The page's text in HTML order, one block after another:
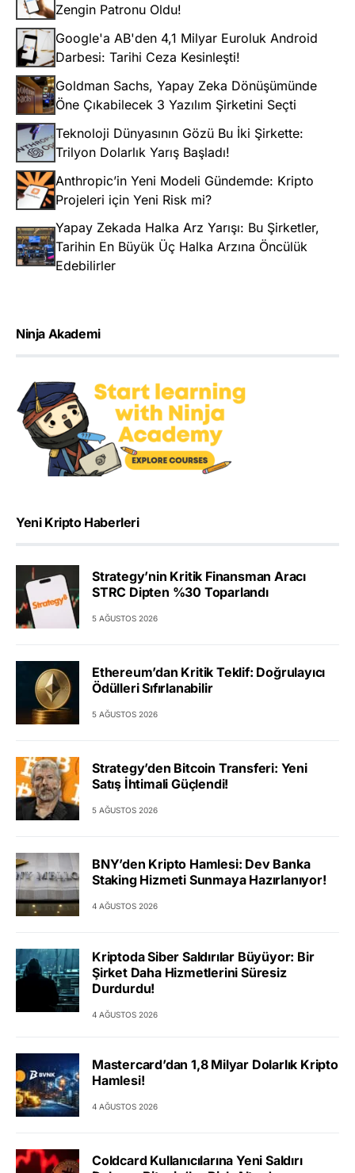
Zengin Patronu Oldu!
Google'a AB'den 4,1 Milyar Euroluk Android
Darbesi: Tarihi Ceza Kesinleşti!
Goldman Sachs, Yapay Zeka Dönüşümünde
Öne Çıkabilecek 3 Yazılım Şirketini Seçti
Teknoloji Dünyasının Gözü Bu İki Şirkette:
Trilyon Dolarlık Yarış Başladı!
Anthropic’in Yeni Modeli Gündemde: Kripto
Projeleri için Yeni Risk mi?
Yapay Zekada Halka Arz Yarışı: Bu Şirketler,
Tarihin En Büyük Üç Halka Arzına Öncülük
Edebilirler
Ninja Akademi
Yeni Kripto Haberleri
Strategy’nin Kritik Finansman Aracı
STRC Dipten %30 Toparlandı
5 AĞUSTOS 2026
Ethereum’dan Kritik Teklif: Doğrulayıcı
Ödülleri Sıfırlanabilir
5 AĞUSTOS 2026
Strategy’den Bitcoin Transferi: Yeni
Satış İhtimali Güçlendi!
5 AĞUSTOS 2026
BNY’den Kripto Hamlesi: Dev Banka
Staking Hizmeti Sunmaya Hazırlanıyor!
4 AĞUSTOS 2026
Kriptoda Siber Saldırılar Büyüyor: Bir
Şirket Daha Hizmetlerini Süresiz
Durdurdu!
4 AĞUSTOS 2026
Mastercard’dan 1,8 Milyar Dolarlık Kripto
Hamlesi!
4 AĞUSTOS 2026
Coldcard Kullanıcılarına Yeni Saldırı